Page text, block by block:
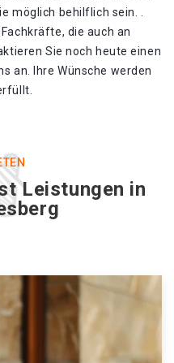
möglich behilflich sein. .
die auch an
Sie noch heute einen
an. Ihre Wünsche werden
Leistungen in